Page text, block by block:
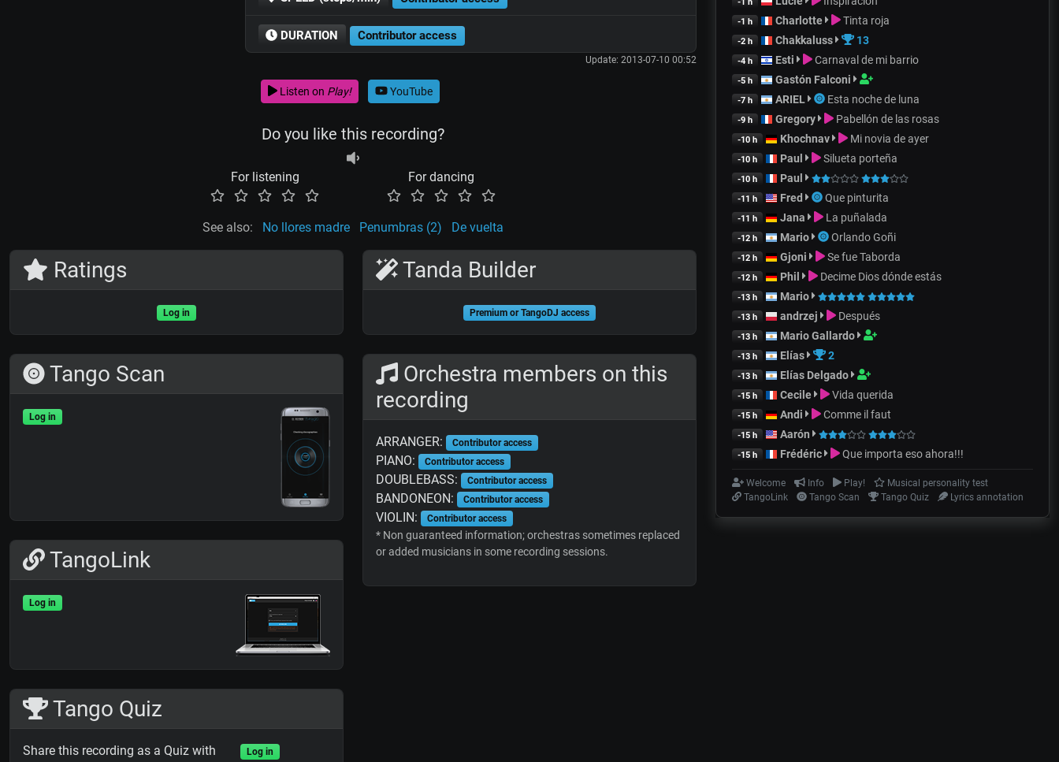
DURATION Contributor access
Update: 2013-07-10 00:52
Listen on Play! YouTube
Do you like this recording?
For listening For dancing
See also: No llores madre Penumbras (2) De vuelta
Ratings
Log in
Tango Scan
Log in
TangoLink
Log in
Tango Quiz
Share this recording as a Quiz with
Log in
Tanda Builder
Premium or TangoDJ access
Orchestra members on this
recording
ARRANGER: Contributor access
PIANO: Contributor access
DOUBLEBASS: Contributor access
BANDONEON: Contributor access
VIOLIN: Contributor access
* Non guaranteed information; orchestras sometimes replaced
or added musicians in some recording sessions.
-1 h Charlotte Tinta roja
-2 h Chakkaluss 13
-4 h Esti Carnaval de mi barrio
-5 h Gastón Falconi
-7 h ARIEL Esta noche de luna
-9 h Gregory Pabellón de las rosas
-10 h Khochnav Mi novia de ayer
-10 h Paul Silueta porteña
-10 h Paul
-11 h Fred Que pinturita
-11 h Jana La puñalada
-12 h Mario Orlando Goñi
-12 h Gjoni Se fue Taborda
-12 h Phil Decime Dios dónde estás
-13 h Mario
-13 h andrzej Después
-13 h Mario Gallardo
-13 h Elías 2
-13 h Elías Delgado
-15 h Cecile Vida querida
-15 h Andi Comme il faut
-15 h Aarón
-15 h Frédéric Que importa eso ahora!!!
Welcome Info Play!
Musical personality test
TangoLink
Tango Scan Tango Quiz Lyrics annotation